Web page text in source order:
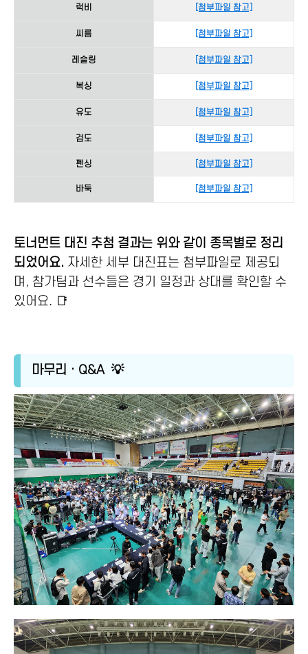
럭비 [첨부파일 참고]
씨름 [첨부파일 참고]
레슬링 [첨부파일 참고]
복싱 [첨부파일 참고]
유도 [첨부파일 참고]
검도 [첨부파일 참고]
펜싱 [첨부파일 참고]
바둑 [첨부파일 참고]
토너먼트 대진 추첨 결과는 위와 같이 종목별로 정리
되었어요. 자세한 세부 대진표는 첨부파일로 제공되
며, 참가팀과 선수들은 경기 일정과 상대를 확인할 수
있어요. 📑
마무리 · Q&A 💡